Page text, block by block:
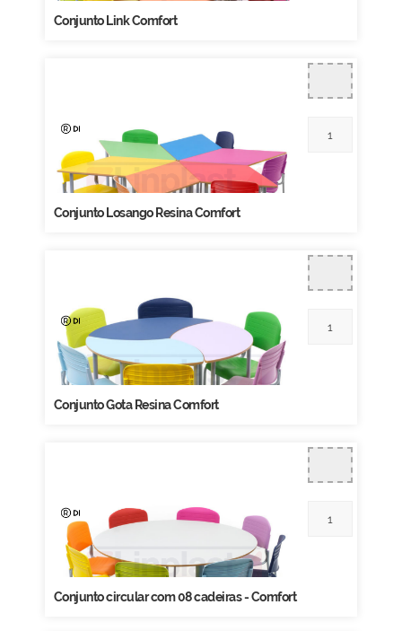
Conjunto Link Comfort
Conjunto Losango Resina Comfort
Conjunto Gota Resina Comfort
Conjunto circular com 08 cadeiras - Comfort